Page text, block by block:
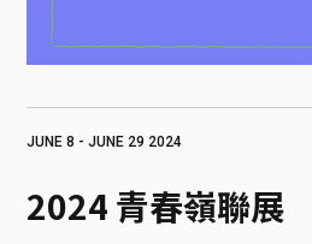
JUNE 8 - JUNE 29 2024
2024 青春嶺聯展